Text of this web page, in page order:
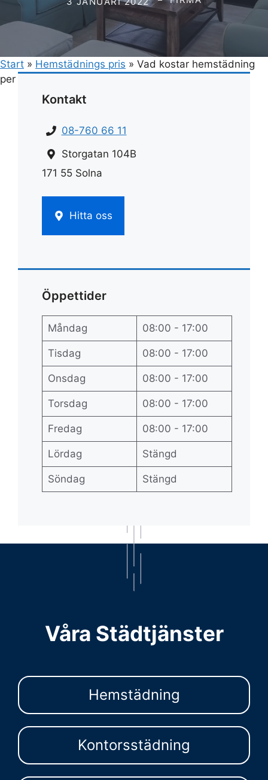
Start » Hemstädnings pris » Vad kostar hemstädning
per timme
Kontakt
08-760 66 11
Storgatan 104B
171 55 Solna
Hitta oss
Öppettider
Måndag 08:00 - 17:00
Tisdag 08:00 - 17:00
Onsdag 08:00 - 17:00
Torsdag 08:00 - 17:00
Fredag 08:00 - 17:00
Lördag Stängd
Söndag Stängd
Våra Städtjänster
Hemstädning
Kontorsstädning